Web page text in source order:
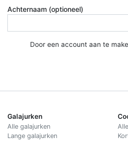
Achternaam (optioneel)
Door een account aan te
Galajurken
Alle galajurken
Lange galajurken